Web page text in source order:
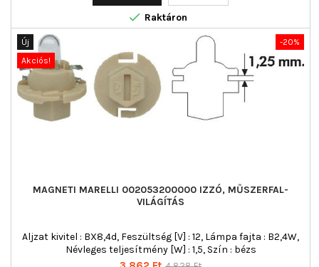
 Raktáron
-20%
Új
Akciós!
MAGNETI MARELLI 002053200000 IZZÓ, MŰSZERFAL-
VILÁGÍTÁS
Aljzat kivitel : BX8,4d, Feszültség [V] : 12, Lámpa fajta : B2,4W,
Névleges teljesítmény [W] : 1,5, Szín : bézs